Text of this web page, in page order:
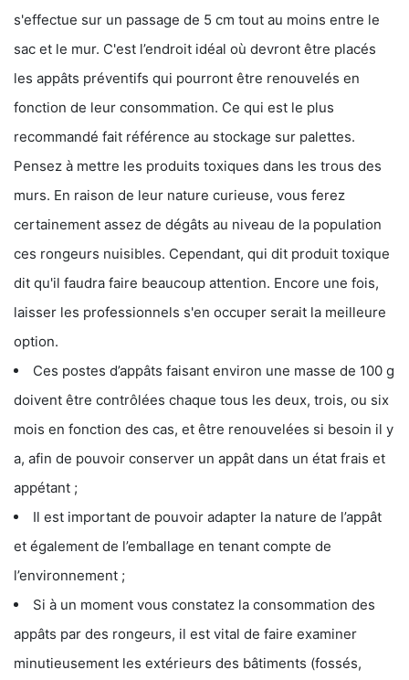
s'effectue sur un passage de 5 cm tout au moins entre le
sac et le mur. C'est l’endroit idéal où devront être placés
les appâts préventifs qui pourront être renouvelés en
fonction de leur consommation. Ce qui est le plus
recommandé fait référence au stockage sur palettes.
Pensez à mettre les produits toxiques dans les trous des
murs. En raison de leur nature curieuse, vous ferez
certainement assez de dégâts au niveau de la population
ces rongeurs nuisibles. Cependant, qui dit produit toxique
dit qu'il faudra faire beaucoup attention. Encore une fois,
laisser les professionnels s'en occuper serait la meilleure
option.
Ces postes d’appâts faisant environ une masse de 100 g
doivent être contrôlées chaque tous les deux, trois, ou six
mois en fonction des cas, et être renouvelées si besoin il y
a, afin de pouvoir conserver un appât dans un état frais et
appétant ;
Il est important de pouvoir adapter la nature de l’appât
et également de l’emballage en tenant compte de
l’environnement ;
Si à un moment vous constatez la consommation des
appâts par des rongeurs, il est vital de faire examiner
minutieusement les extérieurs des bâtiments (fossés,